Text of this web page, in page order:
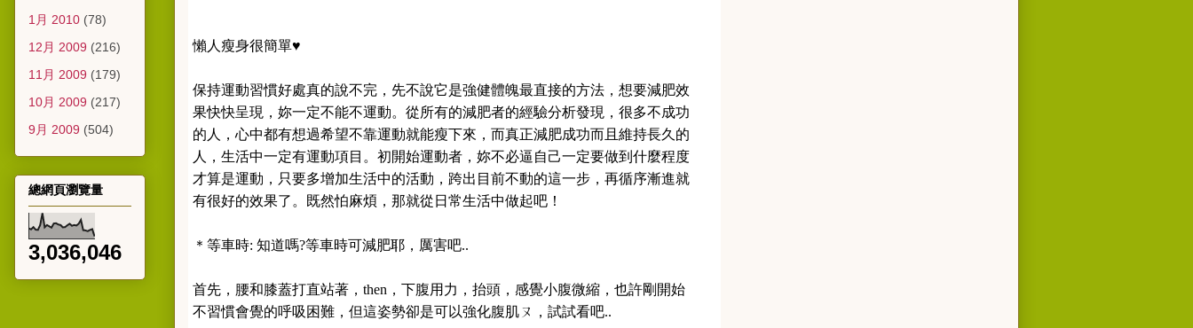
懶人瘦身很簡單♥
保持運動習慣好處真的說不完，先不說它是強健體魄最直接的方法，想要減肥效
果快快呈現，妳一定不能不運動。從所有的減肥者的經驗分析發現，很多不成功
的人，心中都有想過希望不靠運動就能瘦下來，而真正減肥成功而且維持長久的
人，生活中一定有運動項目。初開始運動者，妳不必逼自己一定要做到什麼程度
才算是運動，只要多增加生活中的活動，跨出目前不動的這一步，再循序漸進就
有很好的效果了。既然怕麻煩，那就從日常生活中做起吧！
＊等車時: 知道嗎?等車時可減肥耶，厲害吧..
首先，腰和膝蓋打直站著，then，下腹用力，抬頭，感覺小腹微縮，也許剛開始
不習慣會覺的呼吸困難，但這姿勢卻是可以強化腹肌ㄡ，試試看吧..
1月 2010 (78)
12月 2009 (216)
11月 2009 (179)
10月 2009 (217)
9月 2009 (504)
總網頁瀏覽量
3,036,046